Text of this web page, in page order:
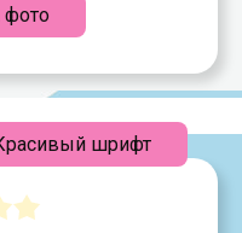
фото
шрифт